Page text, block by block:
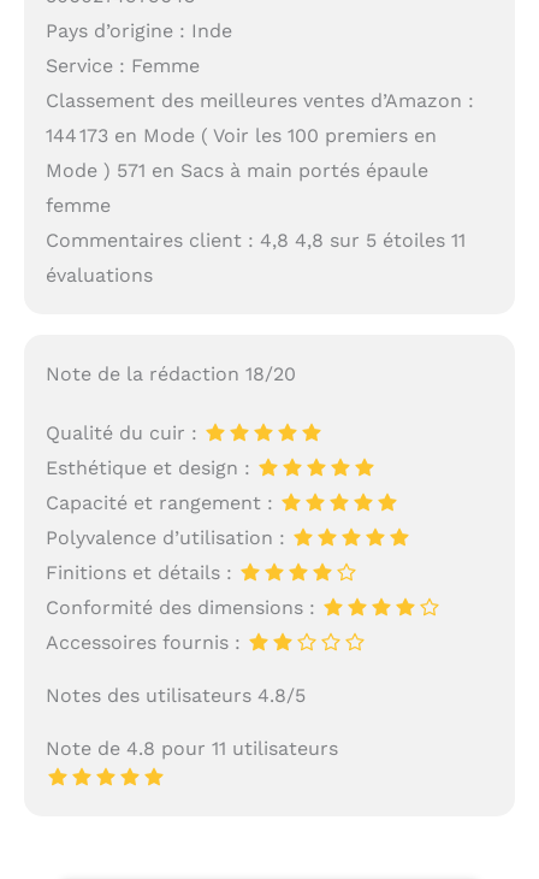
Pays d’origine : Inde
Service : Femme
Classement des meilleures ventes d’Amazon :
144 173 en Mode ( Voir les 100 premiers en
Mode ) 571 en Sacs à main portés épaule
femme
Commentaires client : 4,8 4,8 sur 5 étoiles 11
évaluations
Note de la rédaction 18/20
Qualité du cuir :
Esthétique et design :
Capacité et rangement :
Polyvalence d’utilisation :
Finitions et détails :
Conformité des dimensions :
Accessoires fournis :
Notes des utilisateurs 4.8/5
Note de 4.8 pour 11 utilisateurs